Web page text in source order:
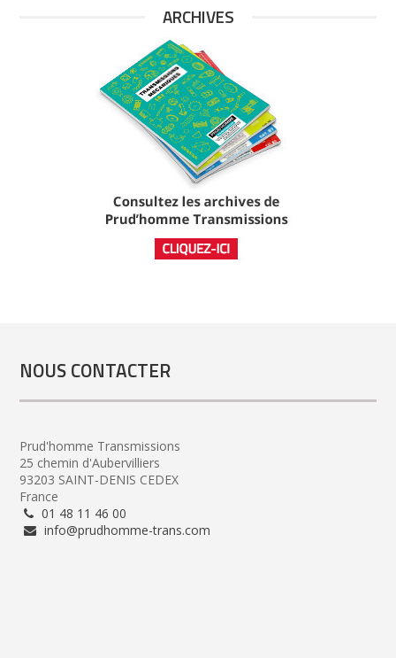
ARCHIVES
NOUS CONTACTER
Prud'homme Transmissions
25 chemin d'Aubervilliers
93203 SAINT-DENIS CEDEX
France
01 48 11 46 00
info@prudhomme-trans.com